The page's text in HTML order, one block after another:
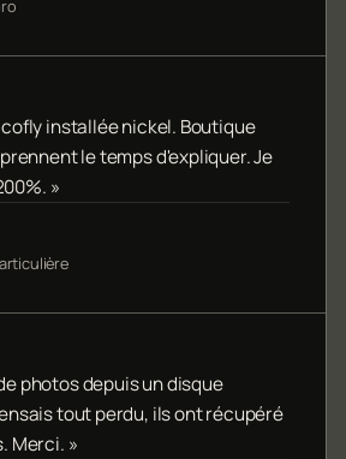
installée nickel. Boutique
le temps d'expliquer. Je
»
photos depuis un disque
tout perdu, ils ont récupéré
Merci. »